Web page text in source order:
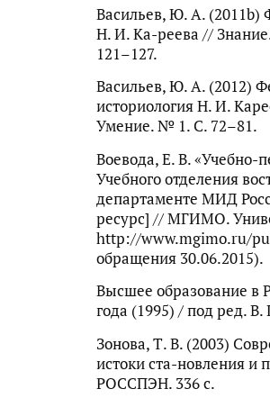
Васильев, Ю. А. (2011b)
Н. И. Ка-реева //
121–127.
Васильев, Ю. А. (2012)
историология Н. И.
Умение. № 1. С. 72–81.
Воевода, Е. В. «Учебно-
Учебного отделения
департаменте МИД
ресурс] // МГИМО.
http://www.mgimo.ru/
обращения 30.06.2015).
Высшее образование в
года (1995) / под ред.
Зонова, Т. В. (2003)
истоки ста-новления и
РОССПЭН. 336 с.